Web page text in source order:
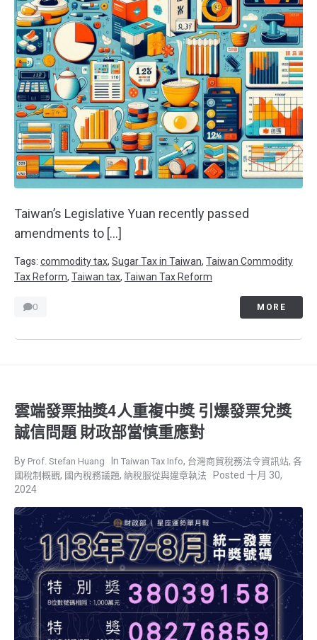
Taiwan’s Legislative Yuan recently passed
amendments to […]
Tags: commodity tax, Sugar Tax in Taiwan, Taiwan Commodity
Tax Reform, Taiwan tax, Taiwan Tax Reform
0 MORE
雲端發票抽獎4人重複中獎 引爆發票兌獎
誠信問題 財政部當慎重應對
Prof. Stefan Huang Taiwan Tax Info, 台灣商貿稅務法令資訊站, 各
國稅制概觀, 國內稅務議題, 納稅服從與違章執法
十月 30,
2024